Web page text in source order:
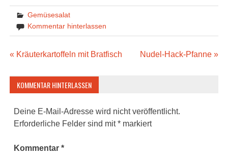
Gemüsesalat
Kommentar hinterlassen
Beitragsnavigation
« Kräuterkartoffeln mit Bratfisch Nudel-Hack-Pfanne »
KOMMENTAR HINTERLASSEN
Deine E-Mail-Adresse wird nicht veröffentlicht.
Erforderliche Felder sind mit* markiert
Kommentar*